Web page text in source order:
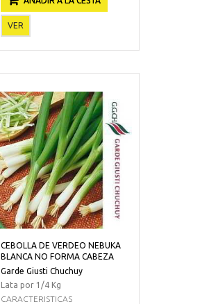
VER
CEBOLLA DE VERDEO NEBUKA
BLANCA NO FORMA CABEZA
Garde Giusti Chuchuy
Lata por 1/4 Kg
CARACTERISTICAS